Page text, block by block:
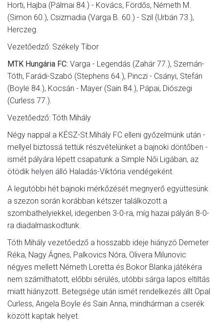
Horti, Hajba (Pálmai 84.) - Kovács, Fördős, Németh M.
(Simon 60.), Csizmadia (Varga B. 60.) - Szil (Urbán 73.),
Herczeg.
Vezetőedző: Székely Tibor
MTK Hungária FC: Varga - Legendás (Zahár 77.), Szemán-
Tóth, Farádi-Szabó (Stephens 64.), Pinczi - Csányi, Stefán
(Boyle 84.), Kocsán - Mayer (Sain 84.), Pápai, Diószegi
(Curless 77.).
Vezetőedző: Tóth Mihály
Négy nappal a KÉSZ-St.Mihály FC elleni győzelmünk után -
mellyel biztossá tettük részvételünket a bajnoki döntőben -
ismét pályára lépett csapatunk a Simple Női Ligában, az
ötödik helyen álló Haladás-Viktória vendégeként.
A legutóbbi hét bajnoki mérkőzését megnyerő együttesünk
a szezon során korábban kétszer találkozott a
szombathelyiekkel, idegenben 3-0-ra, míg hazai pályán 8-0-
ra diadalmaskodtunk.
Tóth Mihály vezetőedző a hosszabb ideje hiányzó Demeter
Réka, Nagy Ágnes, Palkovics Nóra, Olivera Milunovic
négyes mellett Németh Loretta és Bokor Blanka játékéra
nem számíthatott, előbbi sérülés, utóbbi sárga lapos eltiltás
miatt hiányzott. Betegsége után ismét rendelkezés állt Opal
Curless, Angela Boyle és Sain Anna, mindhárman a cserék
között kaptak helyet.